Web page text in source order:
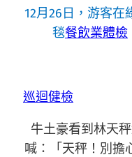
12月26日，游客在
毯餐飲業體檢
巡迴健檢
牛土豪看到林天
喊：「天秤！別擔